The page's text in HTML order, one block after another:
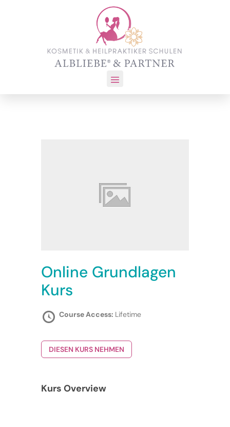
Online Grundlagen
Kurs
Course Access: Lifetime
DIESEN KURS NEHMEN
Kurs Overview